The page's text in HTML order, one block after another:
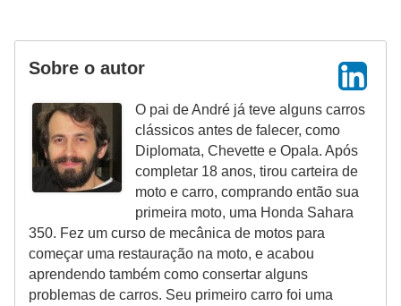
Sobre o autor
O pai de André já teve alguns carros
clássicos antes de falecer, como
Diplomata, Chevette e Opala. Após
completar 18 anos, tirou carteira de
moto e carro, comprando então sua
primeira moto, uma Honda Sahara
350. Fez um curso de mecânica de motos para
começar uma restauração na moto, e acabou
aprendendo também como consertar alguns
problemas de carros. Seu primeiro carro foi uma